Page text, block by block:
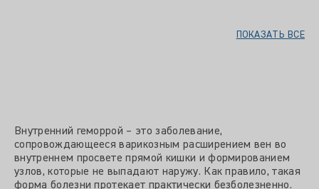
ПОКАЗАТЬ ВСЕ
Внутренний геморрой – это заболевание,
сопровождающееся варикозным расширением вен во
внутреннем просвете прямой кишки и формированием
узлов, которые не выпадают наружу. Как правило, такая
форма болезни протекает практически безболезненно.